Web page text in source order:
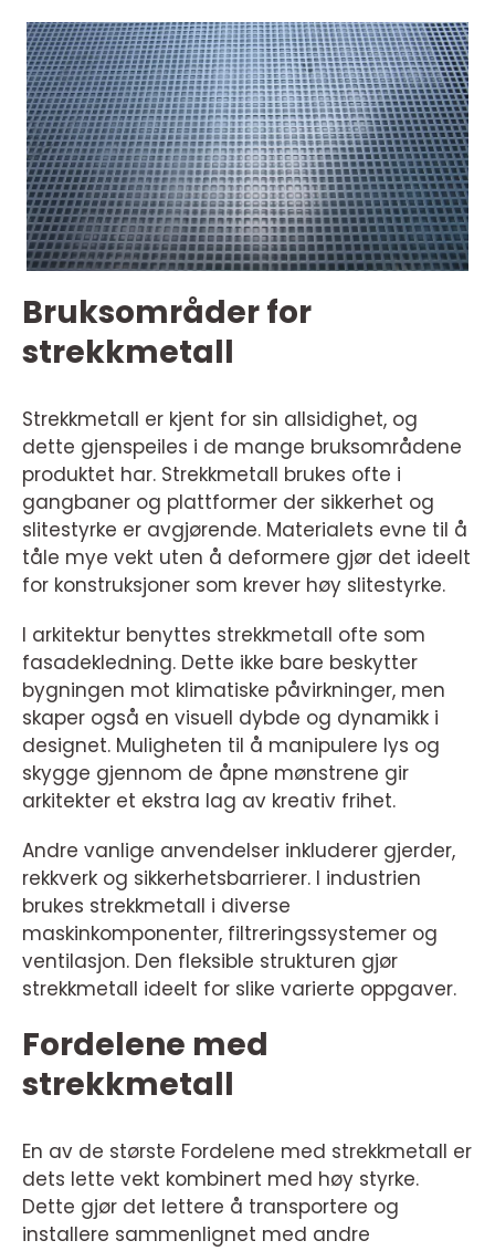
Bruksområder for
strekkmetall
Strekkmetall er kjent for sin allsidighet, og
dette gjenspeiles i de mange bruksområdene
produktet har. Strekkmetall brukes ofte i
gangbaner og plattformer der sikkerhet og
slitestyrke er avgjørende. Materialets evne til å
tåle mye vekt uten å deformere gjør det ideelt
for konstruksjoner som krever høy slitestyrke.
I arkitektur benyttes strekkmetall ofte som
fasadekledning. Dette ikke bare beskytter
bygningen mot klimatiske påvirkninger, men
skaper også en visuell dybde og dynamikk i
designet. Muligheten til å manipulere lys og
skygge gjennom de åpne mønstrene gir
arkitekter et ekstra lag av kreativ frihet.
Andre vanlige anvendelser inkluderer gjerder,
rekkverk og sikkerhetsbarrierer. I industrien
brukes strekkmetall i diverse
maskinkomponenter, filtreringssystemer og
ventilasjon. Den fleksible strukturen gjør
strekkmetall ideelt for slike varierte oppgaver.
Fordelene med
strekkmetall
En av de største Fordelene med strekkmetall er
dets lette vekt kombinert med høy styrke.
Dette gjør det lettere å transportere og
installere sammenlignet med andre